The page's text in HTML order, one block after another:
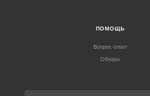
ПОМОЩЬ
Вопрос-ответ
Обзоры